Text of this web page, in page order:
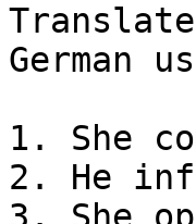
German
1. She
2. He